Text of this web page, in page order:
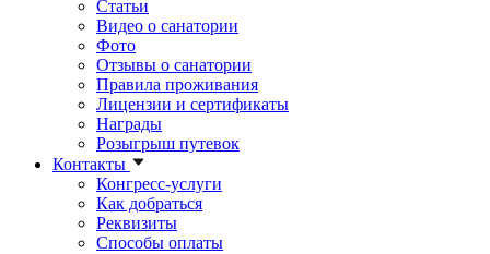
Статьи
Видео о санатории
Фото
Отзывы о санатории
Правила проживания
Лицензии и сертификаты
Награды
Розыгрыш путевок
Контакты
Конгресс-услуги
Как добраться
Реквизиты
Способы оплаты